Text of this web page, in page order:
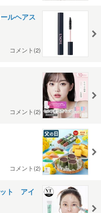
ルヘアス
コメント(2)
コメント(2)
コメント(2)
ット アイ